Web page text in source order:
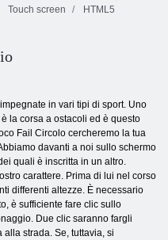
Touch screen
HTML5
in vari tipi di sport. Uno
la corsa a ostacoli ed è questo
Fail Circolo cercheremo la tua
davanti a noi sullo schermo
quali è inscritta in un altro.
carattere. Prima di lui nel corso
differenti altezze. È necessario
è sufficiente fare clic sullo
Due clic saranno fargli
strada. Se, tuttavia, si